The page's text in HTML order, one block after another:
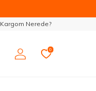
Kargom Nerede?
0